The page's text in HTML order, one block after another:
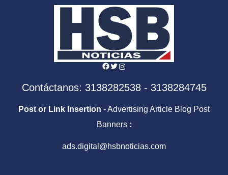
Facebook
Twitter
Instagram
Contáctanos: 3138282538 - 3138284745
Post or Link Insertion - Advertising Article Blog Post
Banners :
ads.digital@hsbnoticias.com